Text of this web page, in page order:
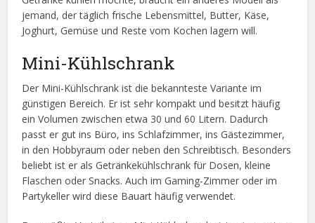
jemand, der täglich frische Lebensmittel, Butter, Käse,
Joghurt, Gemüse und Reste vom Kochen lagern will.
Mini-Kühlschrank
Der Mini-Kühlschrank ist die bekannteste Variante im
günstigen Bereich. Er ist sehr kompakt und besitzt häufig
ein Volumen zwischen etwa 30 und 60 Litern. Dadurch
passt er gut ins Büro, ins Schlafzimmer, ins Gästezimmer,
in den Hobbyraum oder neben den Schreibtisch. Besonders
beliebt ist er als Getränkekühlschrank für Dosen, kleine
Flaschen oder Snacks. Auch im Gaming-Zimmer oder im
Partykeller wird diese Bauart häufig verwendet.